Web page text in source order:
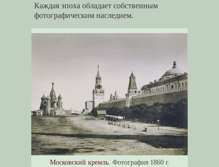
Каждая эпоха обладает собственным
фотографическим наследием.
Московский кремль. Фотография 1860 г.